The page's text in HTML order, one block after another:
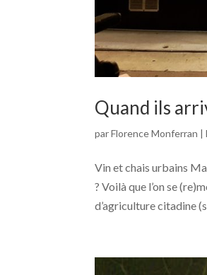
Quand ils
parFlorence Monferran |
Vin et chais urbains
? Voilà que l’on se
d’agriculture citadine